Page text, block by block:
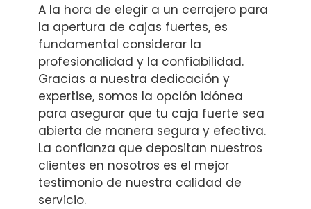
A la hora de elegir a un cerrajero para
la apertura de cajas fuertes, es
fundamental considerar la
profesionalidad y la confiabilidad.
Gracias a nuestra dedicación y
expertise, somos la opción idónea
para asegurar que tu caja fuerte sea
abierta de manera segura y efectiva.
La confianza que depositan nuestros
clientes en nosotros es el mejor
testimonio de nuestra calidad de
servicio.